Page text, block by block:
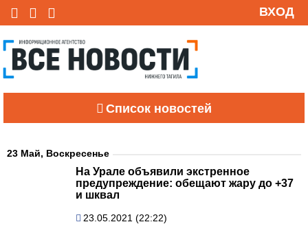
ВХОД
Список новостей
23 Май, Воскресенье
На Урале объявили экстренное
предупреждение: обещают жару до +37
и шквал
23.05.2021 (22:22)